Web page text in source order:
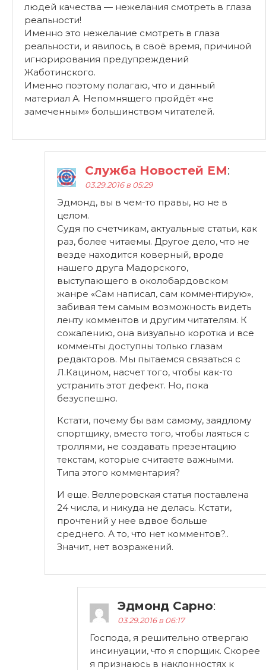
людей качества — нежелания смотреть в глаза
реальности!
Именно это нежелание смотреть в глаза
реальности, и явилось, в своё время, причиной
игнорирования предупреждений
Жаботинского.
Именно поэтому полагаю, что и данный
материал А. Непомнящего пройдёт «не
замеченным» большинством читателей.
Служба Новостей ЕМ:
03.29.2016 в 05:29
Эдмонд, вы в чем-то правы, но не в
целом.
Судя по счетчикам, актуальные статьи, как
раз, более читаемы. Другое дело, что не
везде находится коверный, вроде
нашего друга Мадорского,
выступающего в околобардовском
жанре «Сам написал, сам комментирую»,
забивая тем самым возможность видеть
ленту комментов и другим читателям. К
сожалению, она визуально коротка и все
комменты доступны только глазам
редакторов. Мы пытаемся связаться с
Л.Кацином, насчет того, чтобы как-то
устранить этот дефект. Но, пока
безуспешно.
Кстати, почему бы вам самому, заядлому
спортщику, вместо того, чтобы лаяться с
троллями, не создавать презентацию
текстам, которые считаете важными.
Типа этого комментария?
И еще. Веллеровская статья поставлена
24 числа, и никуда не делась. Кстати,
прочтений у нее вдвое больше
среднего. А то, что нет комментов?..
Значит, нет возражений.
Эдмонд Сарно:
03.29.2016 в 06:17
Господа, я решительно отвергаю
инсинуации, что я спорщик. Скорее
я признаюсь в наклонностях к